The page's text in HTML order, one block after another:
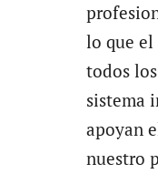
lo que
todos
sistema
apoyan
nuestro